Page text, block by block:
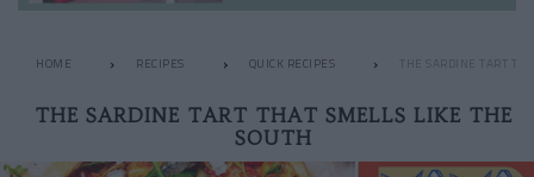
HOME RECIPES QUICK RECIPES THE SARDINE TART
THE SARDINE TART THAT SMELLS LIKE THE
SOUTH